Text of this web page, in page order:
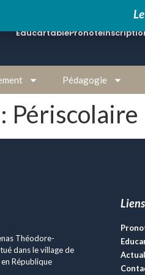
EducartablePronote
Pédagogie
Périscolaire
Théodore-
dans le village de
République